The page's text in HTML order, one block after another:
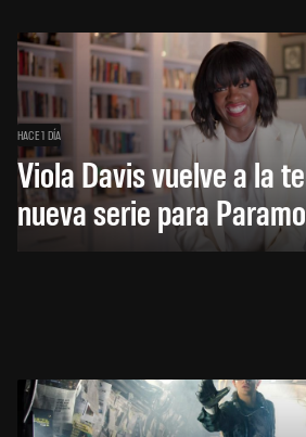
HACE 1 DÍA
Viola Davis vuelve a la
nueva serie para